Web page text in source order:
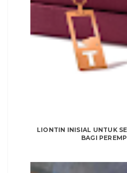
LIONTIN INISIAL UNTUK
BAGI